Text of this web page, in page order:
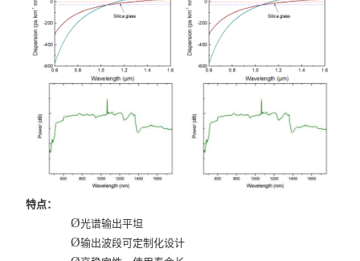
特点：
Ø光谱输出平坦
Ø输出波段可定制化设计